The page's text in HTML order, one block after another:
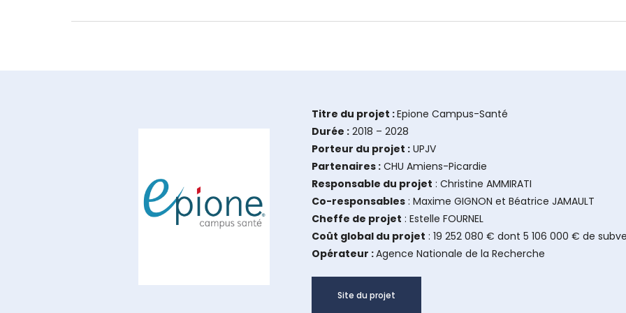
Titre du projet :Epione Campus-Santé
Durée : 2018 – 2028
Porteur du projet : UPJV
Partenaires : CHU Amiens-Picardie
Responsable du projet : Christine AMMIRATI
Co-responsables : Maxime GIGNON et Béatrice JAMAULT
Cheffe de projet : Estelle FOURNEL
Coût global du projet : 19 252 080 € dont 5 106 000 € de
Opérateur :Agence Nationale de la Recherche
Site du projet